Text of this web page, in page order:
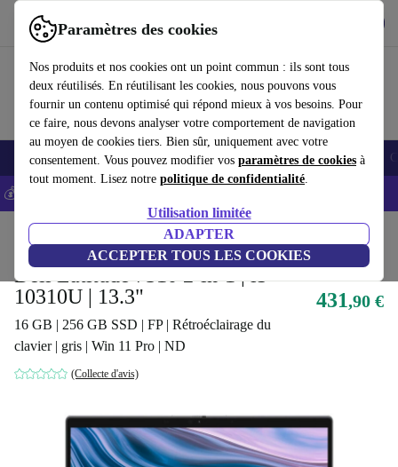
Paramètres des cookies
Nos produits et nos cookies ont un point commun : ils sont tous
deux réutilisés. En réutilisant les cookies, nous pouvons vous
fournir un contenu optimisé qui répond mieux à vos besoins. Pour
ce faire, nous devons analyser votre comportement de navigation
au moyen de cookies tiers. Bien sûr, uniquement avec votre
consentement. Vous pouvez modifier vos paramètres de cookies à
tout moment. Lisez notre politique de confidentialité.
Utilisation limitée
ADAPTER
ACCEPTER TOUS LES COOKIES
Utilisez refurbed rapidement et facilement
Smartphones Laptops Tablettes Montres connectées Accessoires
💰-5% EXTRA sur les iPhones – Code: IPHONEDEAL -
Ordinateurs portables Ordinateurs portables Dell
Dell Latitude 7310 2-in-1 | i5-
10310U | 13.3"
16 GB | 256 GB SSD | FP | Rétroéclairage du
clavier | gris | Win 11 Pro | ND
(Collecte d'avis)
431,90 €